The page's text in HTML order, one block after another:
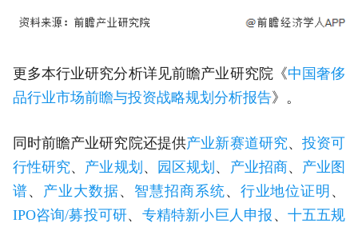
更多本行业研究分析详见前瞻产业研究院《中国奢侈
品行业市场前瞻与投资战略规划分析报告》。
同时前瞻产业研究院还提供产业新赛道研究、投资可
行性研究、 产业规划 、 园区规划 、 产业招商、 产业图
谱、 产业大数据、 智慧招商系统、 行业地位证明 、
IPO咨询/募投可研、 专精特新小巨人申报 、 十五五规